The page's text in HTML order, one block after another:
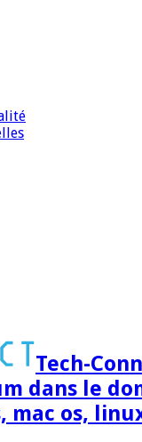
Tech-
dans le
os,